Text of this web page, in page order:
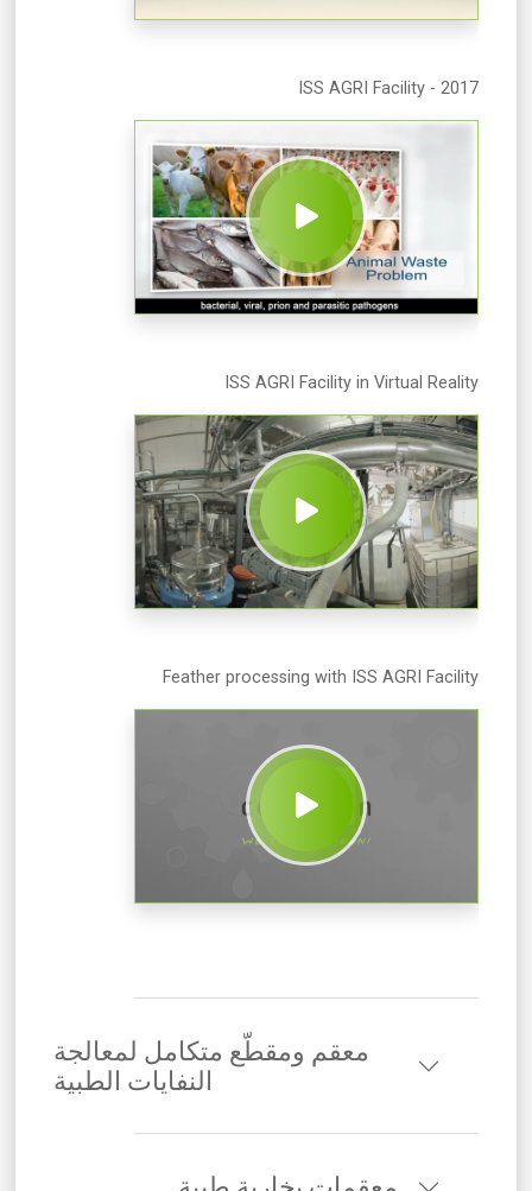
ISS AGRI Facility - 2017
ISS AGRI Facility in Virtual Reality
Feather processing with ISS AGRI Facility
معقم ومقطّع متكامل لمعالجة
النفايات الطبية